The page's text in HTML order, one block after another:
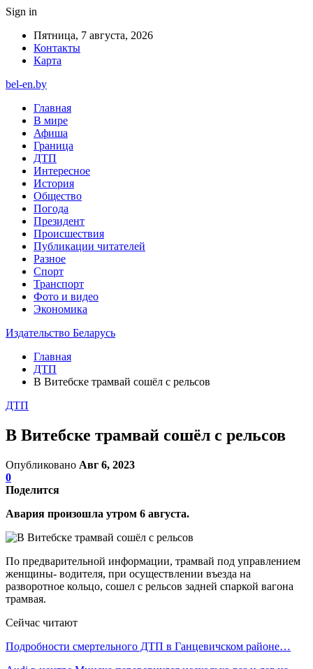
Sign in
Пятница, 7 августа, 2026
Контакты
Карта
bel-en.by
Главная
В мире
Афиша
Граница
ДТП
Интересное
История
Общество
Погода
Президент
Происшествия
Публикации читателей
Разное
Спорт
Транспорт
Фото и видео
Экономика
Издательство Беларусь
Главная
ДТП
В Витебске трамвай сошёл с рельсов
ДТП
В Витебске трамвай сошёл с рельсов
Опубликовано Авг 6, 2023
0
Поделится
Авария произошла утром 6 августа.
По предварительной информации, трамвай под управлением
женщины- водителя, при осуществлении въезда на
разворотное кольцо, сошел с рельсов задней спаркой вагона
трамвая.
Сейчас читают
Подробности смертельного ДТП в Ганцевичском районе…